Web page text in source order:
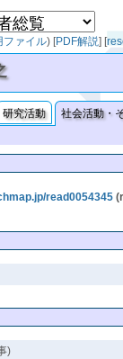
ファイル) [PDF解説] [
研究活動 社会活動・
read0054345
)